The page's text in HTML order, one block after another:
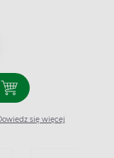
koszyka
się więcej